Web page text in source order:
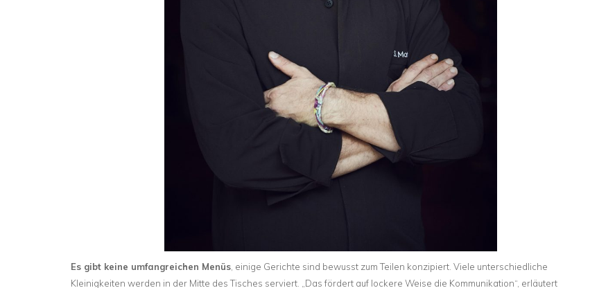
Es gibt keine umfangreichen Menüs, einige Gerichte sind bewusst zum Teilen konzipiert. Viele unterschiedliche
Kleinigkeiten werden in der Mitte des Tisches serviert. „Das fördert auf lockere Weise die Kommunikation“, erläutert